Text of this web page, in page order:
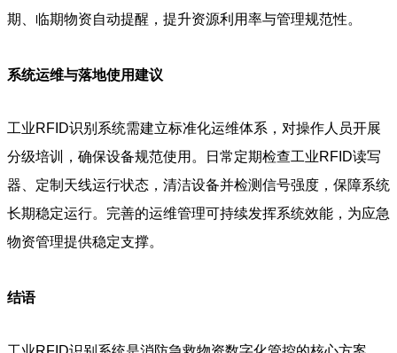
期、临期物资自动提醒，提升资源利用率与管理规范性。
系统运维与落地使用建议
工业RFID识别系统需建立标准化运维体系，对操作人员开展
分级培训，确保设备规范使用。日常定期检查工业RFID读写
器、定制天线运行状态，清洁设备并检测信号强度，保障系统
长期稳定运行。完善的运维管理可持续发挥系统效能，为应急
物资管理提供稳定支撑。
结语